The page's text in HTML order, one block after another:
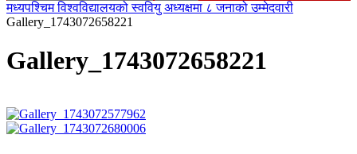
मध्यपश्चिम विश्वविद्यालयको स्ववियु अध्यक्षमा ८ जनाको उम्मेदवारी
Gallery_1743072658221
Gallery_1743072658221